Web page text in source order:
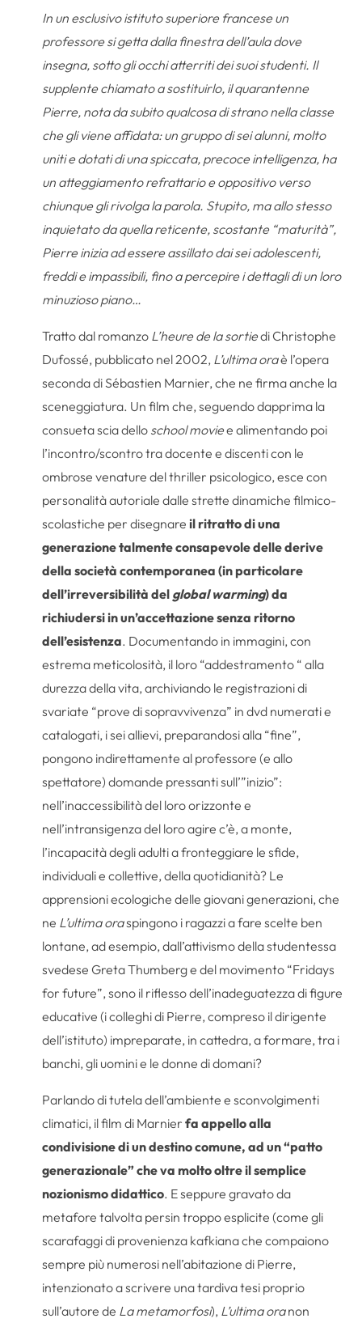
In un esclusivo istituto superiore francese un
professore si getta dalla finestra dell’aula dove
insegna, sotto gli occhi atterriti dei suoi studenti. Il
supplente chiamato a sostituirlo, il quarantenne
Pierre, nota da subito qualcosa di strano nella classe
che gli viene affidata: un gruppo di sei alunni, molto
uniti e dotati di una spiccata, precoce intelligenza, ha
un atteggiamento refrattario e oppositivo verso
chiunque gli rivolga la parola. Stupito, ma allo stesso
inquietato da quella reticente, scostante “maturità”,
Pierre inizia ad essere assillato dai sei adolescenti,
freddi e impassibili, fino a percepire i dettagli di un loro
minuzioso piano…
Tratto dal romanzo L’heure de la sortiedi Christophe
Dufossé, pubblicato nel 2002, L’ultima oraè l’opera
seconda di Sébastien Marnier, che ne firma anche la
sceneggiatura. Un film che, seguendo dapprima la
consueta scia dello school moviee alimentando poi
l’incontro/scontro tra docente e discenti con le
ombrose venature del thriller psicologico, esce con
personalità autoriale dalle strette dinamiche filmico-
scolastiche per disegnareil ritratto di una
generazione talmente consapevole delle derive
della società contemporanea (in particolare
dell’irreversibilità del global warming) da
richiudersi in un’accettazione senza ritorno
dell’esistenza. Documentando in immagini, con
estrema meticolosità, il loro “addestramento “ alla
durezza della vita, archiviando le registrazioni di
svariate “prove di sopravvivenza” in dvd numerati e
catalogati, i sei allievi, preparandosi alla “fine”,
pongono indirettamente al professore (e allo
spettatore) domande pressanti sull’”inizio”:
nell’inaccessibilità del loro orizzonte e
nell’intransigenza del loro agire c’è, a monte,
l’incapacità degli adulti a fronteggiare le sfide,
individuali e collettive, della quotidianità? Le
apprensioni ecologiche delle giovani generazioni, che
ne L’ultima oraspingono i ragazzi a fare scelte ben
lontane, ad esempio, dall’attivismo della studentessa
svedese Greta Thumberg e del movimento “Fridays
for future”, sono il riflesso dell’inadeguatezza di figure
educative (i colleghi di Pierre, compreso il dirigente
dell’istituto) impreparate, in cattedra, a formare, tra i
banchi, gli uomini e le donne di domani?
Parlando di tutela dell’ambiente e sconvolgimenti
climatici, il film di Marnierfa appello alla
condivisione di un destino comune, ad un “patto
generazionale” che va molto oltre il semplice
nozionismo didattico. E seppure gravato da
metafore talvolta persin troppo esplicite (come gli
scarafaggi di provenienza kafkiana che compaiono
sempre più numerosi nell’abitazione di Pierre,
intenzionato a scrivere una tardiva tesi proprio
sull’autore de La metamorfosi), L’ultima oranon